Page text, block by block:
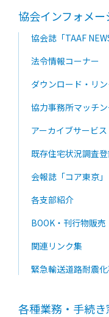
協会インフォメー
協会誌「TAAF
法令情報コーナー
ダウンロード・リン
協力事務所マッチ
アーカイブサービス
既存住宅状況調査
会報誌「コア東京」
各支部紹介
BOOK・刊行物販売
関連リンク集
緊急輸送道路耐震
各種業務・手続き